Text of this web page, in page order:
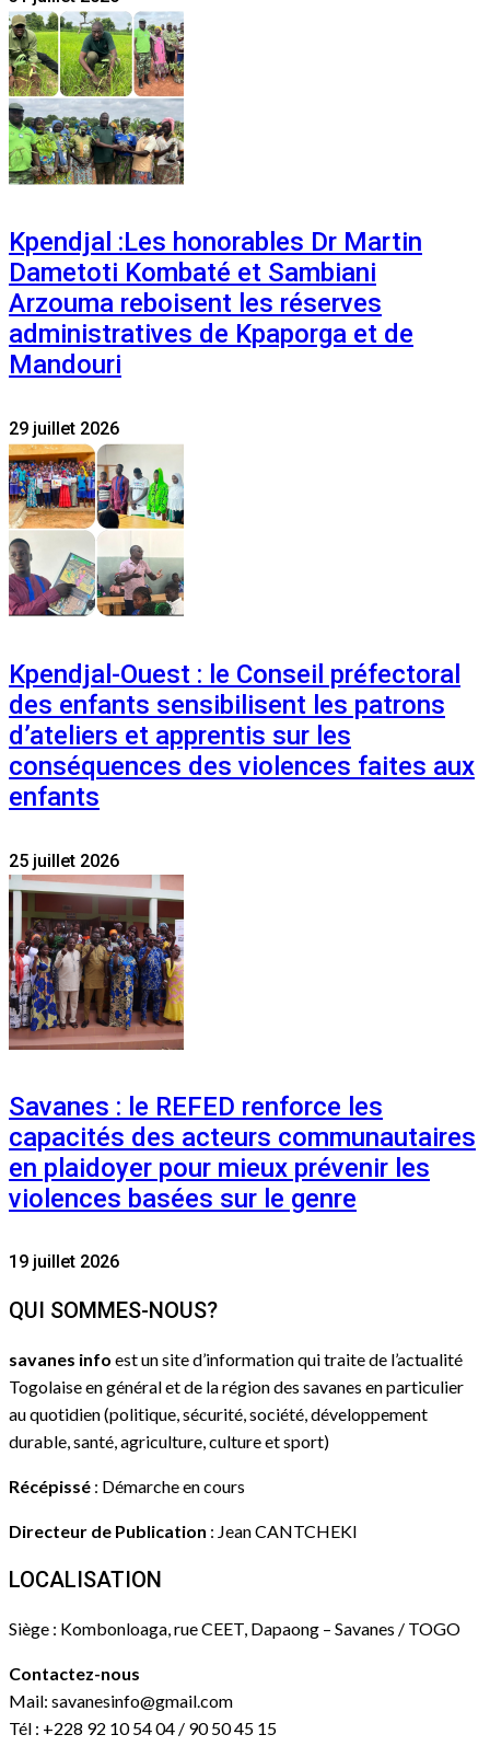
Kpendjal :Les honorables Dr Martin
Dametoti Kombaté et Sambiani
Arzouma reboisent les réserves
administratives de Kpaporga et de
Mandouri
29 juillet 2026
Kpendjal-Ouest : le Conseil préfectoral
des enfants sensibilisent les patrons
d’ateliers et apprentis sur les
conséquences des violences faites aux
enfants
25 juillet 2026
Savanes : le REFED renforce les
capacités des acteurs communautaires
en plaidoyer pour mieux prévenir les
violences basées sur le genre
19 juillet 2026
QUI SOMMES-NOUS?
savanes info est un site d’information qui traite de l’actualité
Togolaise en général et de la région des savanes en particulier
au quotidien (politique, sécurité, société, développement
durable, santé, agriculture, culture et sport)
Récépissé : Démarche en cours
Directeur de Publication : Jean CANTCHEKI
LOCALISATION
Siège : Kombonloaga, rue CEET, Dapaong – Savanes / TOGO
Contactez-nous
Mail: savanesinfo@gmail.com
Tél : +228 92 10 54 04 / 90 50 45 15